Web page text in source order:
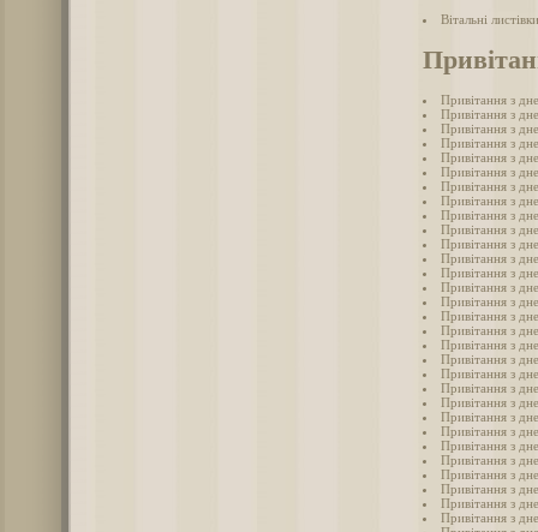
Вітальні
Привітання з
Привітання з
Привітання з
Привітання з
Привітання з
Привітання з
Привітання з
Привітання з
Привітання з
Привітання з
Привітання з
Привітання з
Привітання з
Привітання з
Привітання з
Привітання з
Привітання з
Привітання з
Привітання з
Привітання з
Привітання з
Привітання з
Привітання з
Привітання з
Привітання з
Привітання з
Привітання з
Привітання з
Привітання з
Привітання з